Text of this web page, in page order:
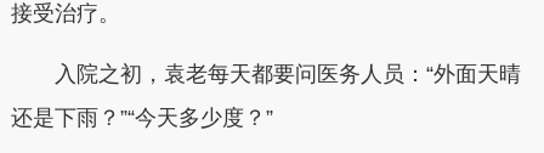
接受治疗。
入院之初，袁老每天都要问医务人员：“外面天晴
还是下雨？”“今天多少度？”